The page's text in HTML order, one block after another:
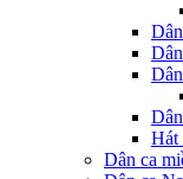
Hát
Dân ca